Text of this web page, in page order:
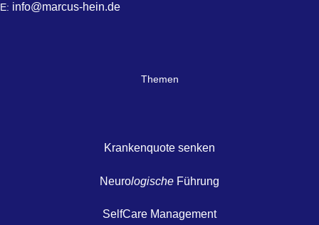
E: info@marcus-hein.de
Themen
Krankenquote senken
Neurologische Führung
SelfCare Management